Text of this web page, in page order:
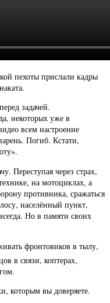
пехоты прислали кадры
задачей.
некоторых уже в
всем настроение
Погиб. Кстати,
Переступая через страх,
на мотоциклах, а
противника, сражаться
населённый пункт,
Но в памяти своих
фронтовиков в тылу,
в связи, коптерах,
которым вы доверяете.